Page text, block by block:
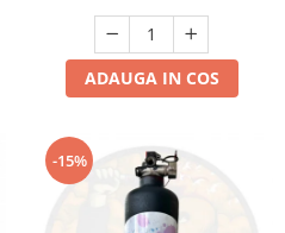
ADAUGA IN COS
-15%